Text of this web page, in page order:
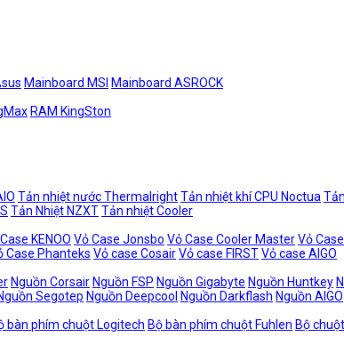
Mainboard MSI Mainboard ASROCK
RAM KingSton
Tản nhiệt nước ThermalrightTản nhiệt khí CPU Noctua
Tản Nhiệt NZXTTản nhiệt Cooler
KENOO Vỏ Case Jonsbo Vỏ Case Cooler MasterVỏ
Case Phanteks Vỏ case CosairVỏ case FIRSTVỏ case AIGO
Nguồn Corsair Nguồn FSP Nguồn Gigabyte Nguồn Huntkey
Segotep Nguồn Deepcool Nguồn Darkflash Nguồn AIGO
bàn phím chuột Logitech Bộ bàn phím chuột Fuhlen Bộ